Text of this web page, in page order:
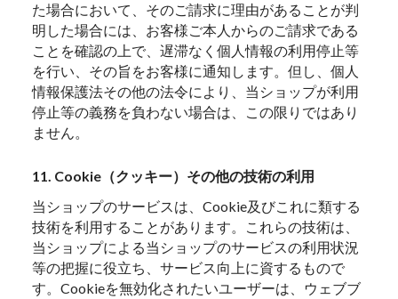
た場合において、そのご請求に理由があることが判
明した場合には、お客様ご本人からのご請求である
ことを確認の上で、遅滞なく個人情報の利用停止等
を行い、その旨をお客様に通知します。但し、個人
情報保護法その他の法令により、当ショップが利用
停止等の義務を負わない場合は、この限りではあり
ません。
11. Cookie（クッキー）その他の技術の利用
当ショップのサービスは、Cookie及びこれに類する
技術を利用することがあります。これらの技術は、
当ショップによる当ショップのサービスの利用状況
等の把握に役立ち、サービス向上に資するもので
す。Cookieを無効化されたいユーザーは、ウェブブ